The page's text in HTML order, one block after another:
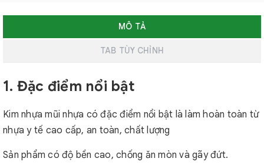
MÔ TẢ
TAB TÙY CHỈNH
1. Đặc điểm nổi bật
Kim nhựa mũi nhựa có đặc điểm nổi bật là làm hoàn toàn từ
nhựa y tế cao cấp, an toàn, chất lượng
Sản phẩm có độ bền cao, chống ăn mòn và gãy đứt.